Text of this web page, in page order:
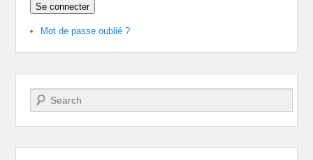
Se connecter
Mot de passe oublié ?
Recherche